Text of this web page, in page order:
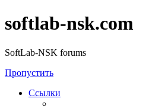
softlab-nsk.com
SoftLab-NSK forums
Пропустить
Ссылки